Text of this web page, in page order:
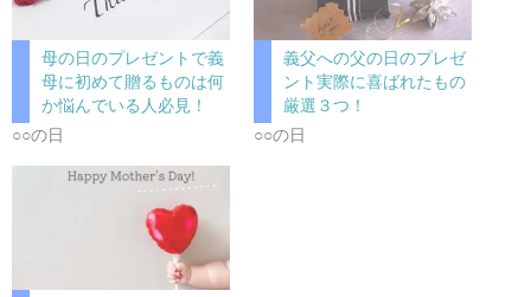
母の日のプレゼントで義
母に初めて贈るものは何
か悩んでいる人必見！
○○の日
義父への父の日のプレゼ
ント実際に喜ばれたもの
厳選３つ！
○○の日